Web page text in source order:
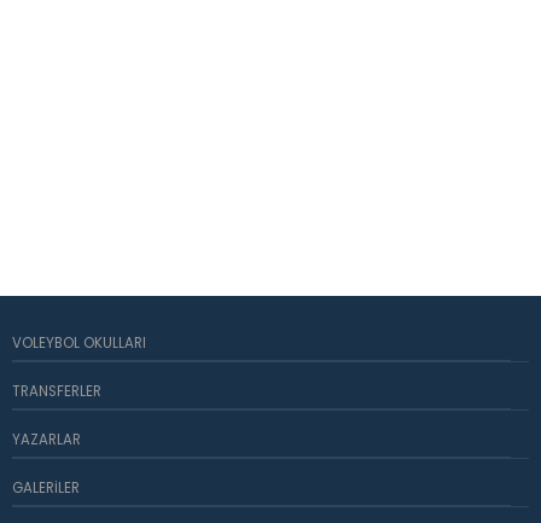
VOLEYBOL OKULLARI
TRANSFERLER
YAZARLAR
GALERILER